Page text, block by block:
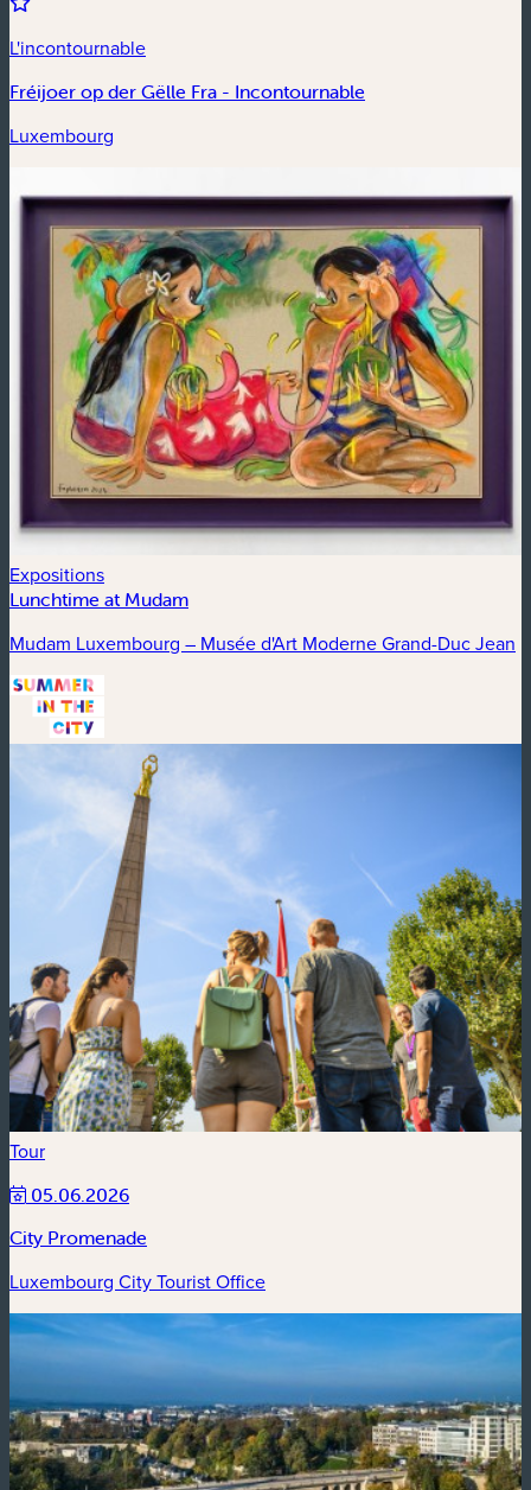
L'incontournable
Fréijoer op der Gëlle Fra - Incontournable
Luxembourg
Expositions
Lunchtime at Mudam
Mudam Luxembourg – Musée d'Art Moderne Grand-Duc Jean
Tour
05.06.2026
City Promenade
Luxembourg City Tourist Office